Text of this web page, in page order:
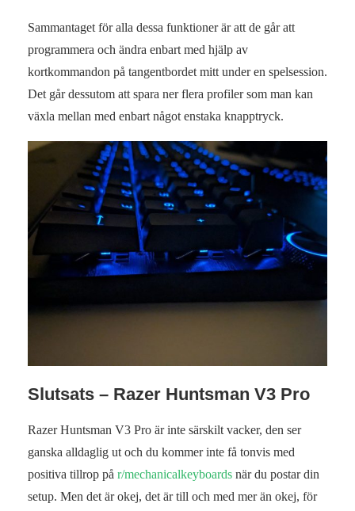
Sammantaget för alla dessa funktioner är att de går att
programmera och ändra enbart med hjälp av
kortkommandon på tangentbordet mitt under en spelsession.
Det går dessutom att spara ner flera profiler som man kan
växla mellan med enbart något enstaka knapptryck.
Slutsats – Razer Huntsman V3 Pro
Razer Huntsman V3 Pro är inte särskilt vacker, den ser
ganska alldaglig ut och du kommer inte få tonvis med
positiva tillrop på r/mechanicalkeyboards när du postar din
setup. Men det är okej, det är till och med mer än okej, för